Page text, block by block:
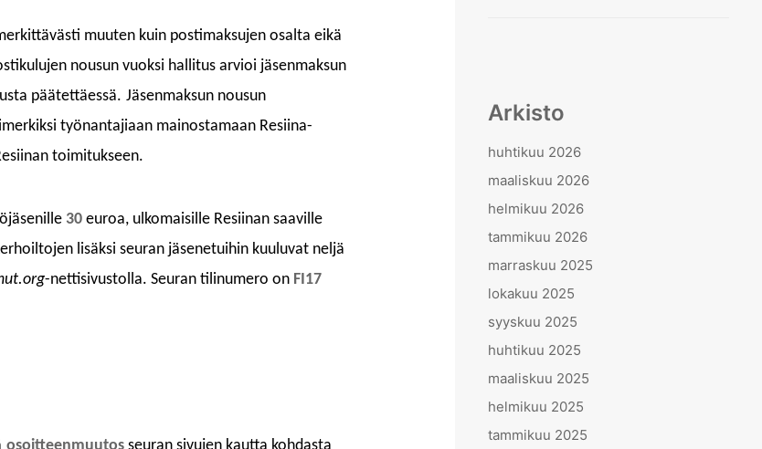
muuten kuin postimaksujen osalta eikä
nousun vuoksi hallitus arvioi jäsenmaksun
päätettäessä. Jäsenmaksun nousun
työnantajiaan mainostamaan Resiina-
toimitukseen.
30 euroa, ulkomaisille Resiinan saaville
lisäksi seuran jäsenetuihin kuuluvat neljä
-nettisivustolla. Seuran tilinumero on FI17
Arkisto
huhtikuu 2026
maaliskuu 2026
helmikuu 2026
tammikuu 2026
marraskuu 2025
lokakuu 2025
syyskuu 2025
huhtikuu 2025
maaliskuu 2025
helmikuu 2025
tammikuu 2025